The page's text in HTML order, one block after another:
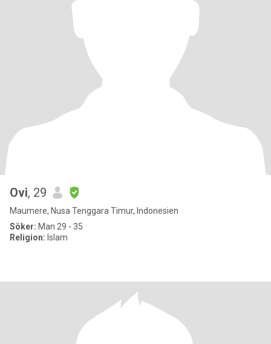
Ovi, 29
Maumere, Nusa Tenggara Timur, Indonesien
Söker: Man 29 - 35
Religion: Islam